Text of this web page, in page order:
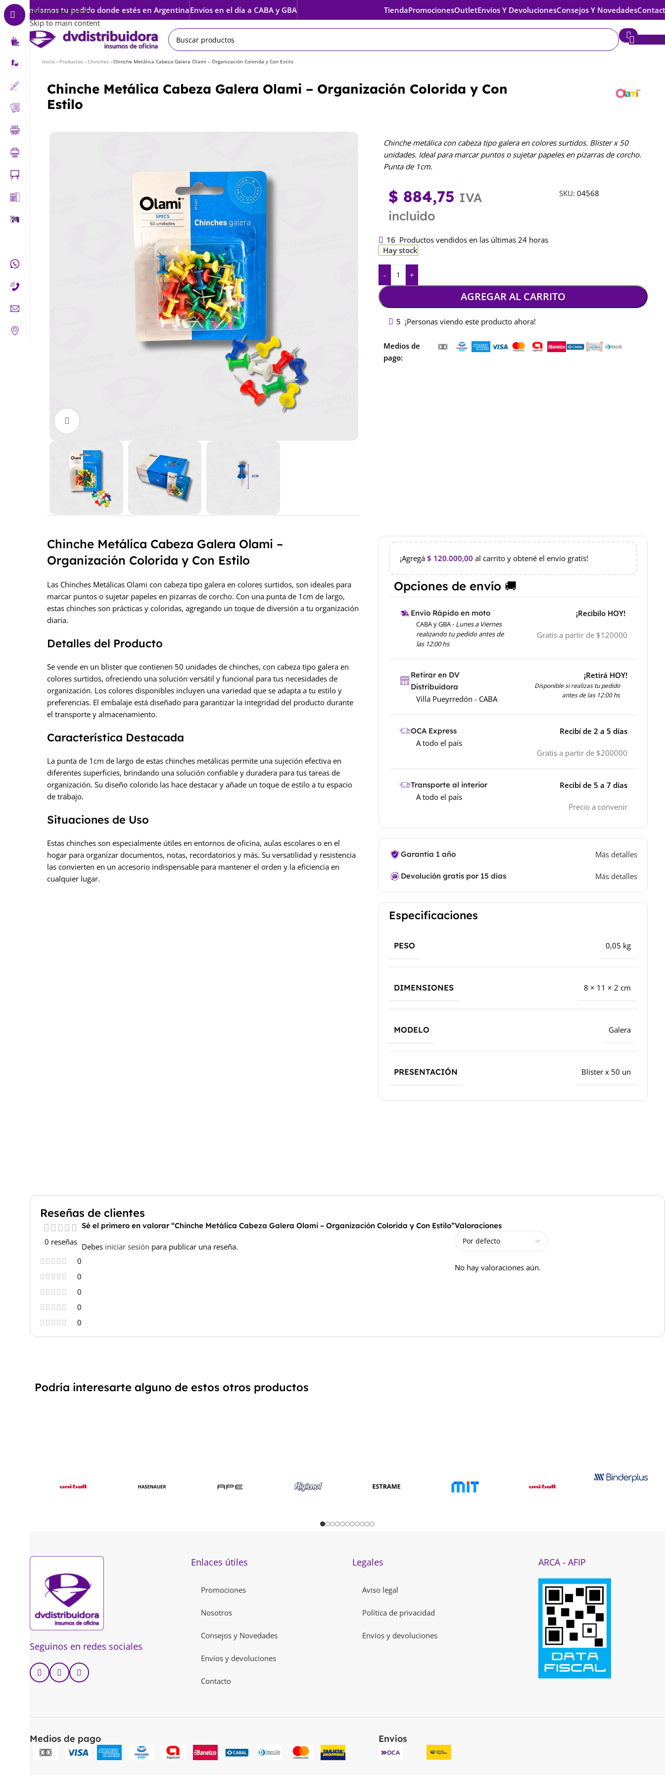
Skip to navigation
Skip to main content
Enviamos tu pedido donde estés en ArgentinaEnvíos en el día a CABA y GBA TiendaPromocionesOutletEnvíos Y DevolucionesConsejos Y Novedades
$
Inicio - Productos - Chinches - Chinche Metálica Cabeza Galera Olami – Organización Colorida y Con Estilo
Chinche Metálica Cabeza Galera Olami – Organización Colorida y Con
Estilo
Chinche metálica con cabeza tipo galera en colores surtidos. Blister x 50
unidades. Ideal para marcar puntos o sujetar papeles en pizarras de corcho.
Punta de 1cm.
$ 884,75 IVA
incluído
SKU:04568
16 Productos vendidos en las últimas 24 horas
Hay stock
- +
AGREGAR AL CARRITO
5 ¡Personas viendo este producto ahora!
Medios de
pago:
Chinche Metálica Cabeza Galera Olami –
Organización Colorida y Con Estilo
Las Chinches Metálicas Olami con cabeza tipo galera en colores surtidos, son ideales para
marcar puntos o sujetar papeles en pizarras de corcho. Con una punta de 1cm de largo,
estas chinches son prácticas y coloridas, agregando un toque de diversión a tu organización
diaria.
Detalles del Producto
Se vende en un blister que contienen 50 unidades de chinches, con cabeza tipo galera en
colores surtidos, ofreciendo una solución versátil y funcional para tus necesidades de
organización. Los colores disponibles incluyen una variedad que se adapta a tu estilo y
preferencias. El embalaje está diseñado para garantizar la integridad del producto durante
el transporte y almacenamiento.
Característica Destacada
La punta de 1cm de largo de estas chinches metálicas permite una sujeción efectiva en
diferentes superficies, brindando una solución confiable y duradera para tus tareas de
organización. Su diseño colorido las hace destacar y añade un toque de estilo a tu espacio
de trabajo.
Situaciones de Uso
Estas chinches son especialmente útiles en entornos de oficina, aulas escolares o en el
hogar para organizar documentos, notas, recordatorios y más. Su versatilidad y resistencia
las convierten en un accesorio indispensable para mantener el orden y la eficiencia en
cualquier lugar.
¡Agregá $ 120.000,00 al carrito y obtené el envío gratis!
Opciones de envío 🚚
Envío Rápido en moto
CABA y GBA - Lunes a Viernes
realizando tu pedido antes de
las 12:00 hs
¡Recibilo HOY!
Gratis a partir de $120000
Retirar en DV
Distribuidora
Villa Pueyrredón - CABA
¡Retirá HOY!
Disponible si realizas tu pedido
antes de las 12:00 hs
OCA Express
A todo el país
Recibí de 2 a 5 días
Gratis a partir de $200000
Transporte al interior
A todo el país
Recibí de 5 a 7 días
Precio a convenir
Garantía 1 año Más detalles
Devolución gratis por 15 días Más detalles
Especificaciones
PESO 0,05 kg
DIMENSIONES 8 × 11 × 2 cm
MODELO Galera
PRESENTACIÓN Blister x 50 un
Reseñas de clientes
0 reseñas
0
0
0
0
0
Valoraciones
No hay valoraciones aún.
Sé el primero en valorar “Chinche Metálica Cabeza Galera Olami – Organización Colorida y Con Estilo”
Debes iniciar sesión para publicar una reseña.
Podría interesarte alguno de estos otros productos
Seguinos en redes sociales
Enlaces útiles
Promociones
Nosotros
Consejos y Novedades
Envíos y devoluciones
Contacto
Legales
Aviso legal
Política de privacidad
Envíos y devoluciones
ARCA - AFIP
Medios de pago Envíos